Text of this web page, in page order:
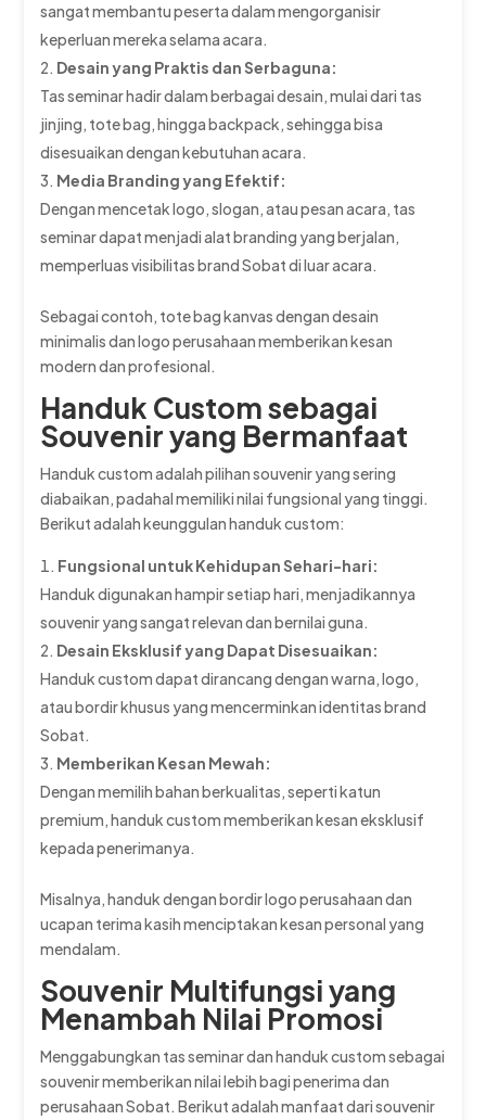
sangat membantu peserta dalam mengorganisir
keperluan mereka selama acara.
Desain yang Praktis dan Serbaguna:
Tas seminar hadir dalam berbagai desain, mulai dari tas
jinjing, tote bag, hingga backpack, sehingga bisa
disesuaikan dengan kebutuhan acara.
Media Branding yang Efektif:
Dengan mencetak logo, slogan, atau pesan acara, tas
seminar dapat menjadi alat branding yang berjalan,
memperluas visibilitas brand Sobat di luar acara.
Sebagai contoh, tote bag kanvas dengan desain
minimalis dan logo perusahaan memberikan kesan
modern dan profesional.
Handuk Custom sebagai
Souvenir yang Bermanfaat
Handuk custom adalah pilihan souvenir yang sering
diabaikan, padahal memiliki nilai fungsional yang tinggi.
Berikut adalah keunggulan handuk custom:
Fungsional untuk Kehidupan Sehari-hari:
Handuk digunakan hampir setiap hari, menjadikannya
souvenir yang sangat relevan dan bernilai guna.
Desain Eksklusif yang Dapat Disesuaikan:
Handuk custom dapat dirancang dengan warna, logo,
atau bordir khusus yang mencerminkan identitas brand
Sobat.
Memberikan Kesan Mewah:
Dengan memilih bahan berkualitas, seperti katun
premium, handuk custom memberikan kesan eksklusif
kepada penerimanya.
Misalnya, handuk dengan bordir logo perusahaan dan
ucapan terima kasih menciptakan kesan personal yang
mendalam.
Souvenir Multifungsi yang
Menambah Nilai Promosi
Menggabungkan tas seminar dan handuk custom sebagai
souvenir memberikan nilai lebih bagi penerima dan
perusahaan Sobat. Berikut adalah manfaat dari souvenir